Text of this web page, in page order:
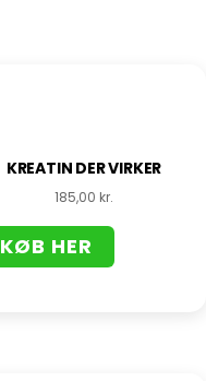
KREATIN DER VIRKER
185,00 kr.
KØB HER